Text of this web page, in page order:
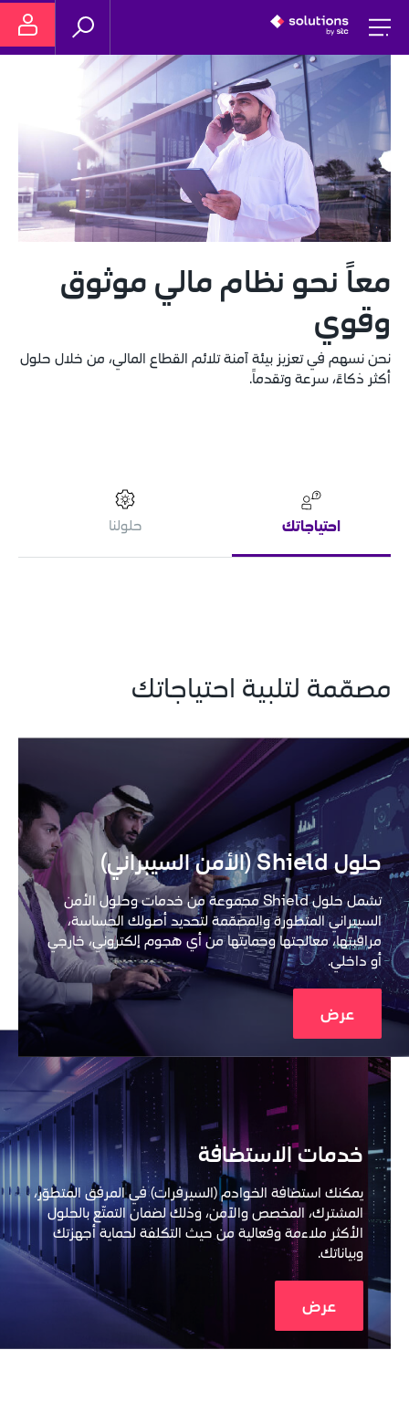
وقوي
أكثر ذكاءً، سرعة وتقدماً.
احتياجاتك حلولنا
مصمّمة لتلبية احتياجاتك
حلول Shield (الأمن السيبراني)
تشمل حلول Shield مجموعة من خدمات وحلول الأمن
السيبراني المتطورة والمصمّمة لتحديد أصولك الحساسة،
مراقبتها، معالجتها وحمايتها من أي هجوم إلكتروني، خارجي
أو داخلي.
عرض
خدمات الاستضافة
المشترك، المخصص والآمن، وذلك لضمان التمتّع بالحلول
وبياناتك.
عرض